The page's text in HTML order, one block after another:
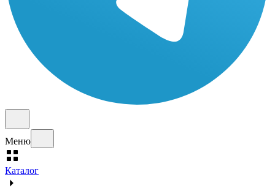
Меню
Каталог